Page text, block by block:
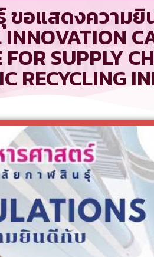
อแสดงความยิ
SUPPLY
RECYCLING